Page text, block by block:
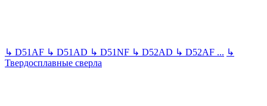
↳ D51AF ↳ D51AD ↳ D51NF ↳ D52AD ↳ D52AF ... ↳
Твердосплавные сверла